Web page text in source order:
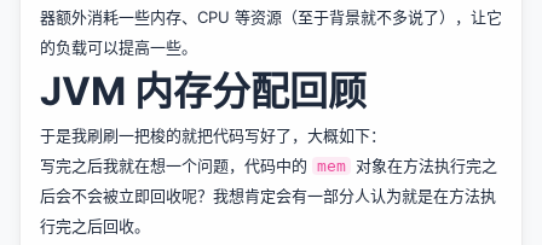
器额外消耗一些内存、CPU 等资源（至于背景就不多说了），让它
的负载可以提高一些。
JVM 内存分配回顾
于是我刷刷一把梭的就把代码写好了，大概如下：
写完之后我就在想一个问题，代码中的 mem 对象在方法执行完之
后会不会被立即回收呢？我想肯定会有一部分人认为就是在方法执
行完之后回收。